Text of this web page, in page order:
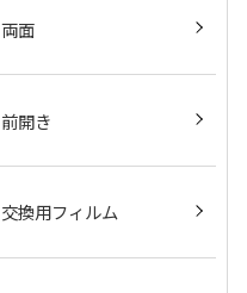
両面
前開き
交換用フィルム